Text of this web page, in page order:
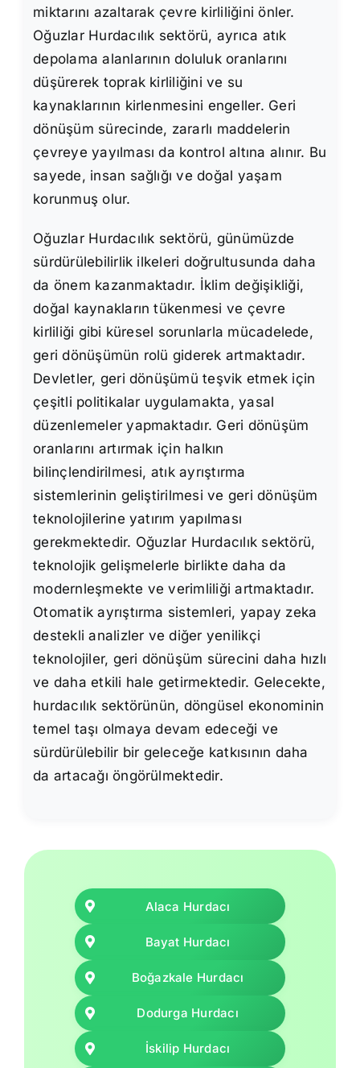
miktarını azaltarak çevre kirliliğini önler.
Oğuzlar Hurdacılık sektörü, ayrıca atık
depolama alanlarının doluluk oranlarını
düşürerek toprak kirliliğini ve su
kaynaklarının kirlenmesini engeller. Geri
dönüşüm sürecinde, zararlı maddelerin
çevreye yayılması da kontrol altına alınır. Bu
sayede, insan sağlığı ve doğal yaşam
korunmuş olur.
Oğuzlar Hurdacılık sektörü, günümüzde
sürdürülebilirlik ilkeleri doğrultusunda daha
da önem kazanmaktadır. İklim değişikliği,
doğal kaynakların tükenmesi ve çevre
kirliliği gibi küresel sorunlarla mücadelede,
geri dönüşümün rolü giderek artmaktadır.
Devletler, geri dönüşümü teşvik etmek için
çeşitli politikalar uygulamakta, yasal
düzenlemeler yapmaktadır. Geri dönüşüm
oranlarını artırmak için halkın
bilinçlendirilmesi, atık ayrıştırma
sistemlerinin geliştirilmesi ve geri dönüşüm
teknolojilerine yatırım yapılması
gerekmektedir. Oğuzlar Hurdacılık sektörü,
teknolojik gelişmelerle birlikte daha da
modernleşmekte ve verimliliği artmaktadır.
Otomatik ayrıştırma sistemleri, yapay zeka
destekli analizler ve diğer yenilikçi
teknolojiler, geri dönüşüm sürecini daha hızlı
ve daha etkili hale getirmektedir. Gelecekte,
hurdacılık sektörünün, döngüsel ekonominin
temel taşı olmaya devam edeceği ve
sürdürülebilir bir geleceğe katkısının daha
da artacağı öngörülmektedir.
Alaca Hurdacı
Bayat Hurdacı
Boğazkale Hurdacı
Dodurga Hurdacı
İskilip Hurdacı